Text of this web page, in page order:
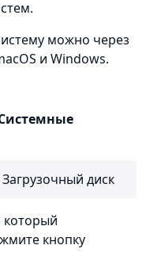
можно через
и Windows.
Загрузочный диск
который
кнопку